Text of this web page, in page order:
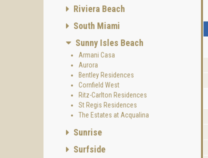
Riviera Beach
South Miami
Sunny Isles Beach
Armani Casa
Aurora
Bentley Residences
Cornfield West
Ritz-Carlton Residences
St Regis Residences
The Estates at Acqualina
Sunrise
Surfside